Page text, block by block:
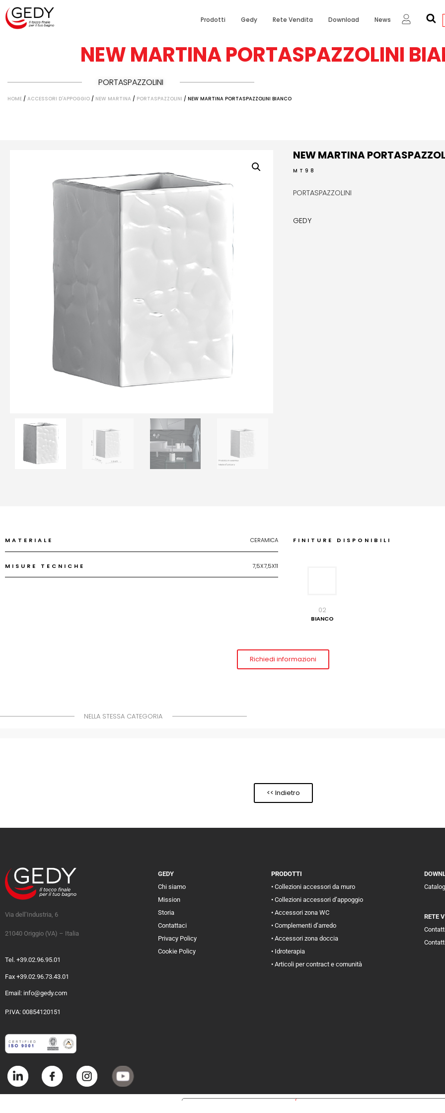
Prodotti Gedy Rete Vendita Download News
NEW MARTINA PORTASPAZZOLINI
PORTASPAZZOLINI
HOME / ACCESSORI D'APPOGGIO / NEW MARTINA / PORTASPAZZOLINI / NEW MARTINA PORTASPAZZOLINI BIANCO
NEW MARTINA
MT98
PORTASPAZZOLINI
GEDY
MATERIALE CERAMICA
MISURE TECNICHE 7,5X7,5X11
FINITURE DISPONIBILI
02
BIANCO
Richiedi informazioni
NELLA STESSA CATEGORIA
<< Indietro
Via dell’Industria, 6
21040 Origgio (VA) – Italia
Tel. +39.02.96.95.01
Fax +39.02.96.73.43.01
Email: info@gedy.com
P.IVA: 00854120151
GEDY
Chi siamo
Mission
Storia
Contattaci
Privacy Policy
Cookie Policy
PRODOTTI
• Collezioni accessori da muro
• Collezioni accessori d’appoggio
• Accessori zona WC
• Complementi d’arredo
• Accessori zona doccia
• Idroterapia
• Articoli per contract e comunità
RETE